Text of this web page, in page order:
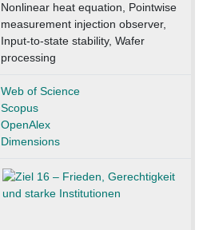
Nonlinear heat equation, Pointwise
measurement injection observer,
Input-to-state stability, Wafer
processing
Web of Science
Scopus
OpenAlex
Dimensions